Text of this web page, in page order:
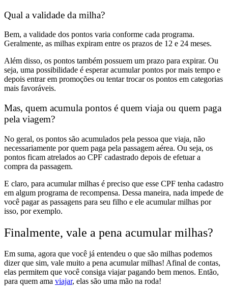
Qual a validade da milha?
Bem, a validade dos pontos varia conforme cada programa.
Geralmente, as milhas expiram entre os prazos de 12 e 24 meses.
Além disso, os pontos também possuem um prazo para expirar. Ou
seja, uma possibilidade é esperar acumular pontos por mais tempo e
depois entrar em promoções ou tentar trocar os pontos em categorias
mais favoráveis.
Mas, quem acumula pontos é quem viaja ou quem paga
pela viagem?
No geral, os pontos são acumulados pela pessoa que viaja, não
necessariamente por quem paga pela passagem aérea. Ou seja, os
pontos ficam atrelados ao CPF cadastrado depois de efetuar a
compra da passagem.
E claro, para acumular milhas é preciso que esse CPF tenha cadastro
em algum programa de recompensa. Dessa maneira, nada impede de
você pagar as passagens para seu filho e ele acumular milhas por
isso, por exemplo.
Finalmente, vale a pena acumular milhas?
Em suma, agora que você já entendeu o que são milhas podemos
dizer que sim, vale muito a pena acumular milhas! Afinal de contas,
elas permitem que você consiga viajar pagando bem menos. Então,
para quem ama viajar, elas são uma mão na roda!